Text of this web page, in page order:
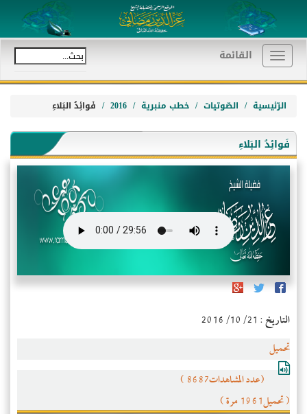
Toggle
navigation
القائمة
الرّئيسية الصّوتيات خطب منبرية 2016 فَوائِدُ البَلاءِ
فَوائِدُ البَلاءِ
التاريخ : 2016/10/21
تحميل
(عدد المشاهدات8687 )
( تحميل1961 مرة )